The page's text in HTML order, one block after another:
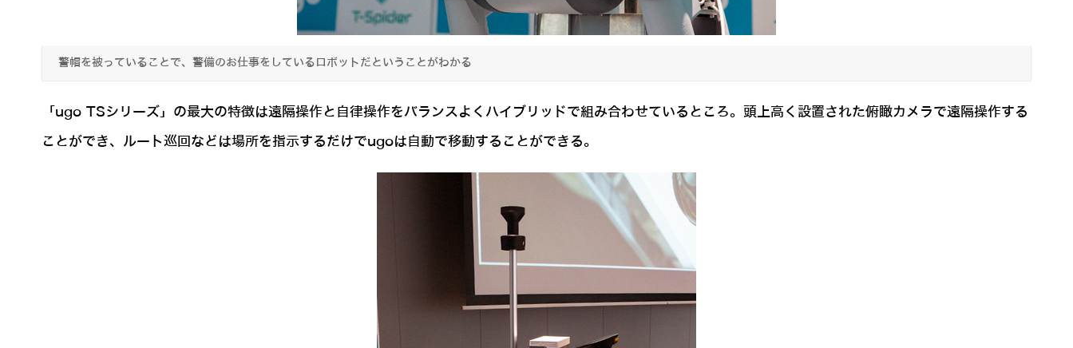
警帽を被っていることで、警備のお仕事をしているロボットだということがわかる
「ugo TSシリーズ」の最大の特徴は遠隔操作と自律操作をバランスよくハイブリッドで組み合わせているところ。頭上高く設置された俯瞰カメラで遠隔操作する
ことができ、ルート巡回などは場所を指示するだけでugoは自動で移動することができる。